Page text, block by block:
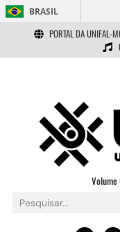
BRASIL
PORTAL DA UNIFAL-